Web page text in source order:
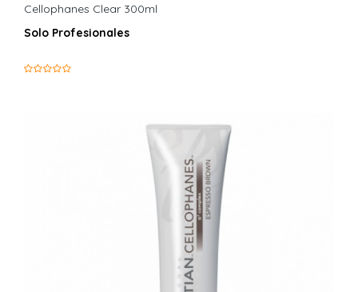
Cellophanes Clear 300ml
Solo Profesionales